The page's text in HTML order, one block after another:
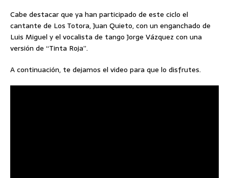
Cabe destacar que ya han participado de este ciclo el
cantante de Los Totora, Juan Quieto, con un enganchado de
Luis Miguel y el vocalista de tango Jorge Vázquez con una
versión de “Tinta Roja”.
A continuación, te dejamos el video para que lo disfrutes.